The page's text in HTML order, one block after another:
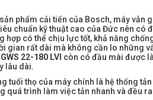
phẩm cải tiến của Bosch, máy vẫn
chuẩn kỹ thuật cao của Đức nên
hợp có thể chịu lực tốt, khả năng
gian rất dài mà không cần lo những
22-180 LVI còn có đầu mài được
lâu dài.
tuổi thọ của máy chính là hệ thống
quá trình làm việc tản nhanh và đều